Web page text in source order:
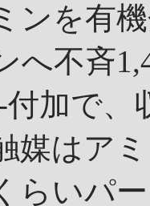
を有
へ不斉
加で、
媒はア
らいパ